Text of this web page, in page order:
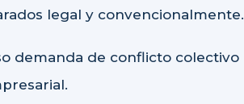
legal y convencionalmente.
demanda de conflicto colectivo